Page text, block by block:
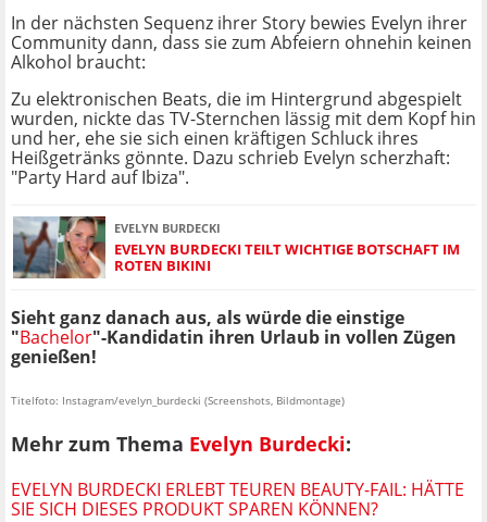
In der nächsten Sequenz ihrer Story bewies Evelyn ihrer
Community dann, dass sie zum Abfeiern ohnehin keinen
Alkohol braucht:
Zu elektronischen Beats, die im Hintergrund abgespielt
wurden, nickte das TV-Sternchen lässig mit dem Kopf hin
und her, ehe sie sich einen kräftigen Schluck ihres
Heißgetränks gönnte. Dazu schrieb Evelyn scherzhaft:
"Party Hard auf Ibiza".
EVELYN BURDECKI
EVELYN BURDECKI TEILT WICHTIGE BOTSCHAFT IM
ROTEN BIKINI
Sieht ganz danach aus, als würde die einstige
"Bachelor"-Kandidatin ihren Urlaub in vollen Zügen
genießen!
Titelfoto: Instagram/evelyn_burdecki (Screenshots, Bildmontage)
Mehr zum Thema Evelyn Burdecki:
EVELYN BURDECKI ERLEBT TEUREN BEAUTY-FAIL: HÄTTE
SIE SICH DIESES PRODUKT SPAREN KÖNNEN?